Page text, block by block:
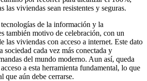
las viviendas sean resistentes y seguras.
de la información y la
también motivo de celebración, con un
las viviendas con acceso a internet. Este dato
sociedad cada vez más conectada y
del mundo moderno. Aun así, queda
a esta herramienta fundamental, lo que
que aún debe cerrarse.